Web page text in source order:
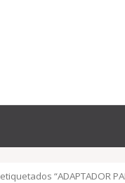
“ADAPTADOR